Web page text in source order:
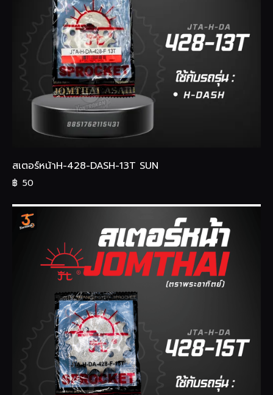
สเตอร์หน้าH-428-DASH-13T SUN
฿ 50